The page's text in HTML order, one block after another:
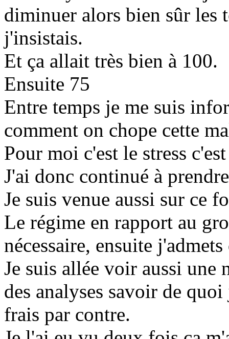
diminuer alors bien sûr les
j'insistais.
Et ça allait très bien à 100.
Ensuite 75
Entre temps je me suis
comment on chope cette
Pour moi c'est le stress
J'ai donc continué à
Je suis venue aussi sur ce
Le régime en rapport au
nécessaire, ensuite
Je suis allée voir aussi
des analyses savoir de
frais par contre.